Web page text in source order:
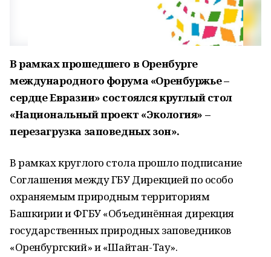
В рамках прошедшего в Оренбурге
международного форума «Оренбуржье –
сердце Евразии» состоялся круглый стол
«Национальный проект «Экология» –
перезагрузка заповедных зон».
В рамках круглого стола прошло подписание
Соглашения между ГБУ Дирекцией по особо
охраняемым природным территориям
Башкирии и ФГБУ «Объединённая дирекция
государственных природных заповедников
«Оренбургский» и «Шайтан-Тау».